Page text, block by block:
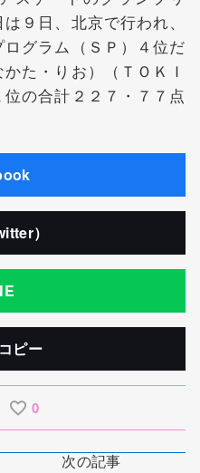
９日、北京で行われ、
グラム（ＳＰ）４位だ
かた・りお）（ＴＯＫＩ
の合計２２７・７７点
）
ピー
0
次の記事